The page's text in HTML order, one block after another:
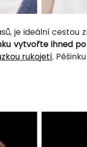
je ideální cestou
vytvořte ihned
rukojetí.